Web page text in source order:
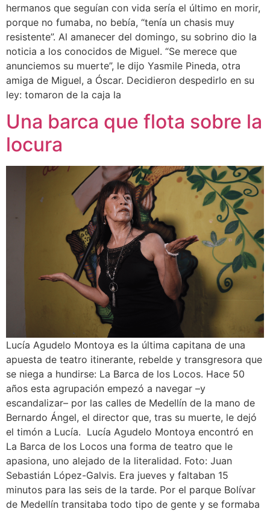
hermanos que seguían con vida sería el último en morir,
porque no fumaba, no bebía, “tenía un chasis muy
resistente”. Al amanecer del domingo, su sobrino dio la
noticia a los conocidos de Miguel. “Se merece que
anunciemos su muerte”, le dijo Yasmile Pineda, otra
amiga de Miguel, a Óscar. Decidieron despedirlo en su
ley: tomaron de la caja la
Una barca que flota sobre la
locura
Lucía Agudelo Montoya es la última capitana de una
apuesta de teatro itinerante, rebelde y transgresora que
se niega a hundirse: La Barca de los Locos. Hace 50
años esta agrupación empezó a navegar –y
escandalizar– por las calles de Medellín de la mano de
Bernardo Ángel, el director que, tras su muerte, le dejó
el timón a Lucía. Lucía Agudelo Montoya encontró en
La Barca de los Locos una forma de teatro que le
apasiona, uno alejado de la literalidad. Foto: Juan
Sebastián López-Galvis. Era jueves y faltaban 15
minutos para las seis de la tarde. Por el parque Bolívar
de Medellín transitaba todo tipo de gente y se formaba